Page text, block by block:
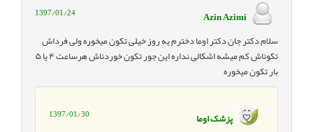
Azin Azimi
1397/01/24
سلام دکتر جان دکتر اوما دخترم یه روز خیلی تکون میخوره ولی فرداش
تکوناش کم میشه اشکالی نداره این جور تکون خوردناش هرساعت ۴ یا ۵
بار تکون میخوره
پزشک اوما 1397/01/30